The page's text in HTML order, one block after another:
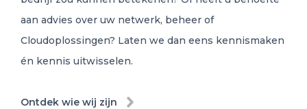
aan advies over uw netwerk, beheer of
Cloudoplossingen? Laten we dan eens kennismaken
én kennis uitwisselen.
Ontdek wie wij zijn